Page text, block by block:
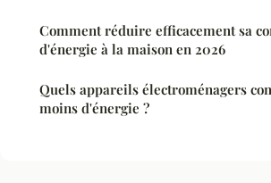
Comment réduire efficacement sa
d'énergie à la maison en 2026
Quels appareils électroménagers
moins d'énergie ?